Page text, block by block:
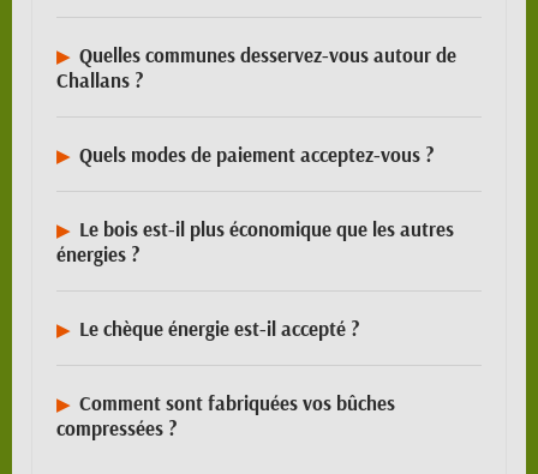
Quelles communes desservez-vous autour de
Challans ?
Quels modes de paiement acceptez-vous ?
Le bois est-il plus économique que les autres
énergies ?
Le chèque énergie est-il accepté ?
Comment sont fabriquées vos bûches
compressées ?